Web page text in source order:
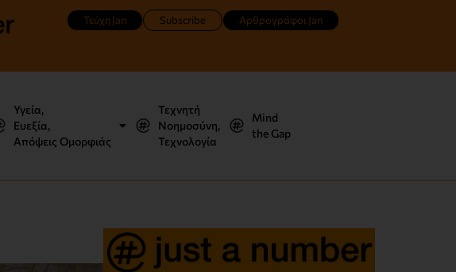
Τεύχη Jan Subscribe Αρθρογράφοι Jan
Υγεία,
Ευεξία,
Απόψεις Ομορφιάς
Τεχνητή
Νοημοσύνη,
Τεχνολογία
Mind
the Gap